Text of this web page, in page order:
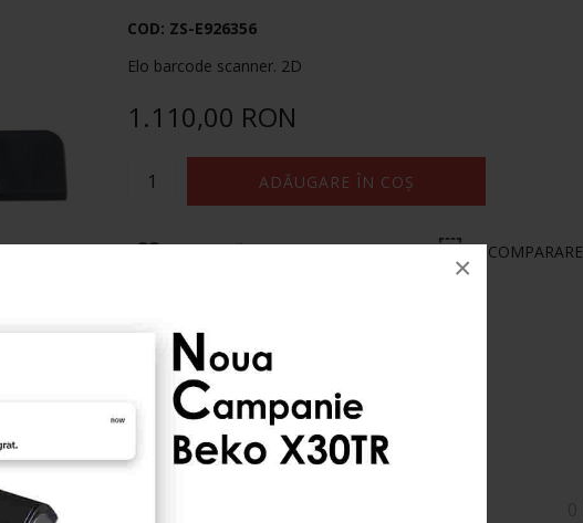
×
COD: ZS-E926356
Elo barcode scanner. 2D
1.110,00 RON
ADĂUGARE ÎN COȘ
COMPARARE
La comandă